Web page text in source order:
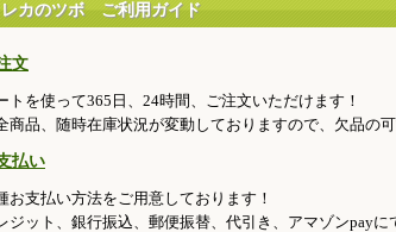
カのツボ ご利用ガイド
文
トを使って365日、24時間、ご注文いただけます！
品、随時在庫状況が変動しておりますので、欠品の可
払い
お支払い方法をご用意しております！
ジット、銀行振込、郵便振替、代引き、アマゾンpayに